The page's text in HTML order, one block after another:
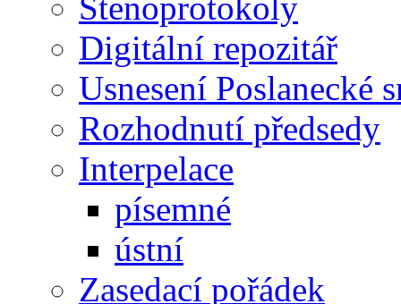
Digitální repozitář
Usnesení Poslanecké
Rozhodnutí předsedy
Interpelace
písemné
ústní
Zasedací pořádek